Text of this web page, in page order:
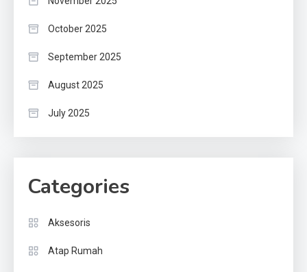
October 2025
September 2025
August 2025
July 2025
Categories
Aksesoris
Atap Rumah